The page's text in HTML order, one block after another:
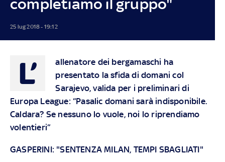
completiamo il gruppo"
25 lug 2018 - 19:12
L’
allenatore dei bergamaschi ha
presentato la sfida di domani col
Sarajevo, valida per i preliminari di
Europa League: “Pasalic domani sarà indisponibile.
Caldara? Se nessuno lo vuole, noi lo riprendiamo
volentieri”
GASPERINI: "SENTENZA MILAN, TEMPI SBAGLIATI"